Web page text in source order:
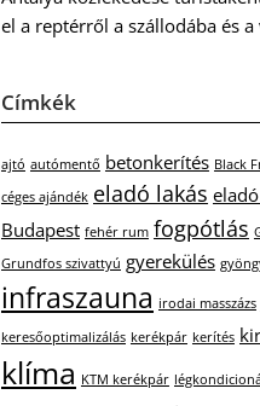
el a reptérről a szállodába és a
Címkék
ajtó autómentő betonkerítés Black
céges ajándék eladó lakás
Budapest fehér rum fogpótlás
Grundfos szivattyú gyerekülés
infraszauna irodai masszázs
keresőoptimalizálás kerékpár kerítés
klíma KTM kerékpár